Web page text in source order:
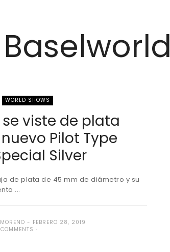
WORLD SHOWS
viste de plata
Pilot Type
Silver
de plata de 45 mm de diámetro y su
...
FEBRERO 28, 2019